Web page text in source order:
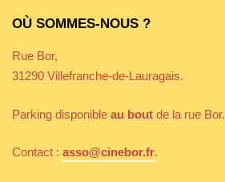
OÙ SOMMES-NOUS ?
Rue Bor,
31290 Villefranche-de-Lauragais.
Parking disponible au bout de la rue Bor.
Contact : asso@cinebor.fr.